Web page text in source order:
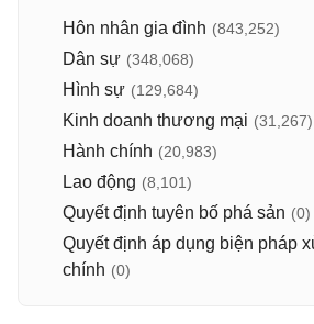
Hôn nhân gia đình (843,252)
Dân sự (348,068)
Hình sự (129,684)
Kinh doanh thương mại (31,267)
Hành chính (20,983)
Lao động (8,101)
Quyết định tuyên bố phá sản (0)
Quyết định áp dụng biện pháp
chính (0)